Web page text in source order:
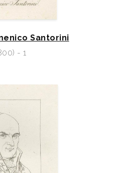
Santorini
- 1